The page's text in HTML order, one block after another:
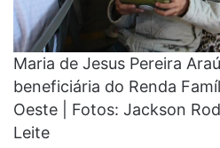
Maria de Jesus Pereira
beneficiária do Renda
Oeste | Fotos: Jackson
Leite